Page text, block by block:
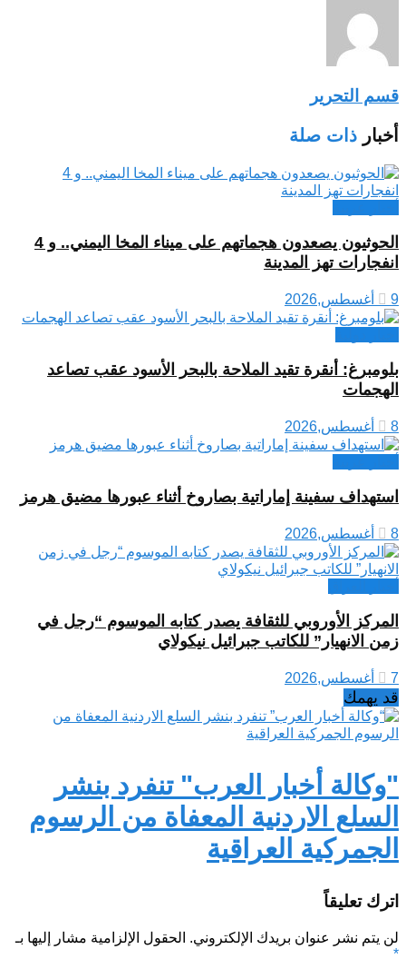
قسم التحرير
أخبار ذات صلة
الحوثيون يصعدون هجماتهم على ميناء المخا اليمني.. و 4
انفجارات تهز المدينة
9 أغسطس,2026
بلومبرغ: أنقرة تقيد الملاحة بالبحر الأسود عقب تصاعد
الهجمات
8 أغسطس,2026
استهداف سفينة إماراتية بصاروخ أثناء عبورها مضيق هرمز
8 أغسطس,2026
المركز الأوروبي للثقافة يصدر كتابه الموسوم “رجل في
زمن الانهيار” للكاتب جبرائيل نيكولاي
7 أغسطس,2026
قد يهمك
"وكالة أخبار العرب" تنفرد بنشر
السلع الاردنية المعفاة من الرسوم
الجمركية العراقية
اترك تعليقاً
لن يتم نشر عنوان بريدك الإلكتروني. الحقول الإلزامية مشار إليها بـ
*